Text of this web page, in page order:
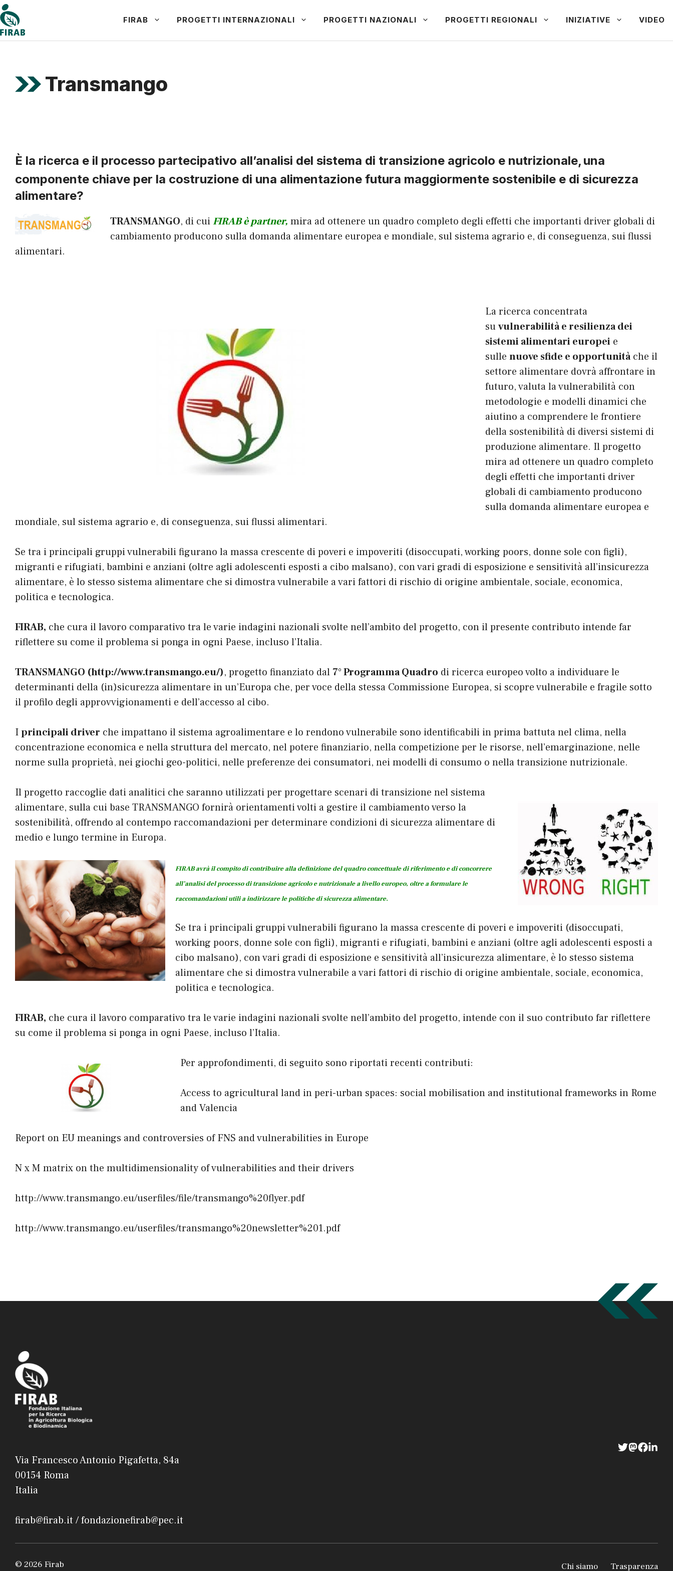
Vai
al
contenuto
FIRAB PROGETTI INTERNAZIONALI PROGETTI NAZIONALI PROGETTI REGIONALI INIZIATIVE VIDEO
Transmango
È la ricerca e il processo partecipativo all’analisi del sistema di transizione agricolo e nutrizionale, una
componente chiave per la costruzione di una alimentazione futura maggiormente sostenibile e di sicurezza
alimentare?
TRANSMANGO, di cuiFIRAB è partner, mira ad ottenere un quadro completo degli effetti che importanti driver globali di
cambiamento producono sulla domanda alimentare europea e mondiale, sul sistema agrario e, di conseguenza, sui flussi
alimentari.
La ricerca concentrata
suvulnerabilità e resilienza dei
sistemi alimentari europei e
sulle nuove sfide e opportunitàche il
settore alimentare dovrà affrontare in
futuro, valuta la vulnerabilità con
metodologie e modelli dinamici che
aiutino a comprendere le frontiere
della sostenibilità di diversi sistemi di
produzione alimentare. Il progetto
mira ad ottenere un quadro completo
degli effetti che importanti driver
globali di cambiamento producono
sulla domanda alimentare europea e
mondiale, sul sistema agrario e, di conseguenza, sui flussi alimentari.
Se tra i principali gruppi vulnerabili figurano la massa crescente di poveri e impoveriti (disoccupati, working poors, donne sole con figli),
migranti e rifugiati, bambini e anziani (oltre agli adolescenti esposti a cibo malsano), con vari gradi di esposizione e sensitività all’insicurezza
alimentare, è lo stesso sistema alimentare che si dimostra vulnerabile a vari fattori di rischio di origine ambientale, sociale, economica,
politica e tecnologica.
FIRAB, che cura il lavoro comparativo tra le varie indagini nazionali svolte nell’ambito del progetto, con il presente contributo intende far
riflettere su come il problema si ponga in ogni Paese, incluso l’Italia.
TRANSMANGO (http://www.transmango.eu/), progetto finanziato dal 7° Programma Quadro di ricerca europeo volto a individuare le
determinanti della (in)sicurezza alimentare in un’Europa che, per voce della stessa Commissione Europea, si scopre vulnerabile e fragile sotto
il profilo degli approvvigionamenti e dell’accesso al cibo.
Iprincipali driver che impattano il sistema agroalimentare e lo rendono vulnerabile sono identificabili in prima battuta nel clima, nella
concentrazione economica e nella struttura del mercato, nel potere finanziario, nella competizione per le risorse, nell’emarginazione, nelle
norme sulla proprietà, nei giochi geo-politici, nelle preferenze dei consumatori, nei modelli di consumo o nella transizione nutrizionale.
Il progetto raccoglie dati analitici che saranno utilizzati per progettare scenari di transizione nel sistema
alimentare, sulla cui base TRANSMANGO fornirà orientamenti volti a gestire il cambiamento verso la
sostenibilità, offrendo al contempo raccomandazioni per determinare condizioni di sicurezza alimentare di
medio e lungo termine in Europa.
FIRAB avrà il compito di contribuire alla definizione del quadro concettuale di riferimento e di concorrere
all’analisi del processo di transizione agricolo e nutrizionale a livello europeo, oltre a formulare le
raccomandazioni utili a indirizzare le politiche di sicurezza alimentare.
Se tra i principali gruppi vulnerabili figurano la massa crescente di poveri e impoveriti (disoccupati,
working poors, donne sole con figli), migranti e rifugiati, bambini e anziani (oltre agli adolescenti esposti a
cibo malsano), con vari gradi di esposizione e sensitività all’insicurezza alimentare, è lo stesso sistema
alimentare che si dimostra vulnerabile a vari fattori di rischio di origine ambientale, sociale, economica,
politica e tecnologica.
FIRAB, che cura il lavoro comparativo tra le varie indagini nazionali svolte nell’ambito del progetto, intende con il suo contributo far riflettere
su come il problema si ponga in ogni Paese, incluso l’Italia.
Per approfondimenti, di seguito sono riportati recenti contributi:
Access to agricultural land in peri-urban spaces: social mobilisation and institutional frameworks in Rome
and Valencia
Report on EU meanings and controversies of FNS and vulnerabilities in Europe
N x M matrix on the multidimensionality of vulnerabilities and their drivers
http://www.transmango.eu/userfiles/file/transmango%20flyer.pdf
http://www.transmango.eu/userfiles/transmango%20newsletter%201.pdf
Via Francesco Antonio Pigafetta, 84a
00154 Roma
Italia
firab@firab.it / fondazionefirab@pec.it
© 2026 Firab Chi siamo Trasparenza